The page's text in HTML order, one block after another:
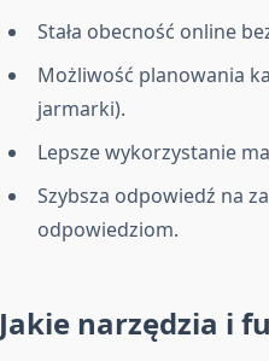
Stała obecność online
Możliwość planowania
jarmarki).
Lepsze wykorzystanie
Szybsza odpowiedź na
odpowiedziom.
Jakie narzędzia i